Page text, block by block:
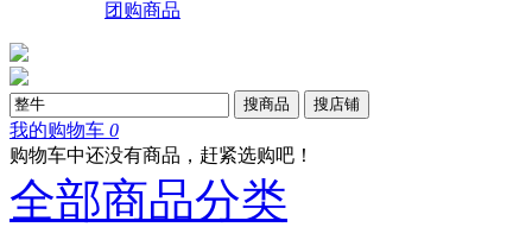
团购商品
搜商品 搜店铺
我的购物车 0
购物车中还没有商品，赶紧选购吧！
全部商品分类